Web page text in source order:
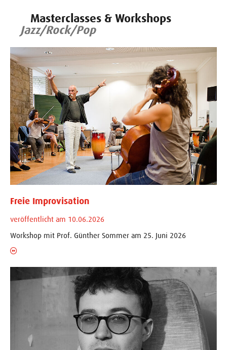
Masterclasses & Workshops
Jazz/Rock/Pop
Freie Improvisation
veröffentlicht am 10.06.2026
Workshop mit Prof. Günther Sommer am 25. Juni 2026